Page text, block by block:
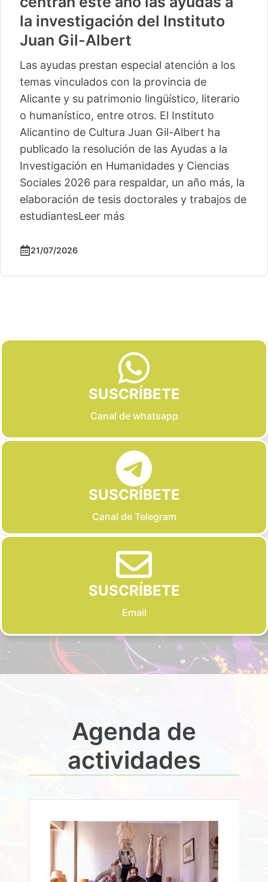
la investigación del Instituto
Juan Gil-Albert
Las ayudas prestan especial atención a los
temas vinculados con la provincia de
Alicante y su patrimonio lingüístico, literario
o humanístico, entre otros. El Instituto
Alicantino de Cultura Juan Gil-Albert ha
publicado la resolución de las Ayudas a la
Investigación en Humanidades y Ciencias
Sociales 2026 para respaldar, un año más, la
elaboración de tesis doctorales y trabajos de
estudiantesLeer más
21/07/2026
SUSCRÍBETE
Canal de whatsapp
SUSCRÍBETE
Canal de Telegram
SUSCRÍBETE
Email
Agenda de
actividades